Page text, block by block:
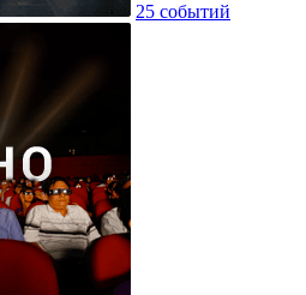
25 событий